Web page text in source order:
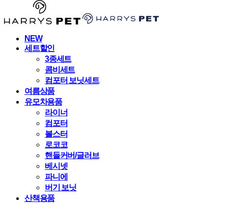
NEW
세트할인
3종세트
콤비세트
컴포터 보닛세트
여름상품
유모차용품
라이너
컴포터
볼스터
로코코
핸들커버/글러브
베시넷
파니에
버기 보닛
산책용품